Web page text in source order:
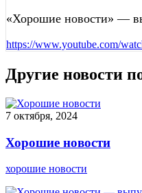
«Хорошие новости» —
https://www.youtube.com/
Другие новости
7 октября, 2024
Хорошие новости
хорошие новости